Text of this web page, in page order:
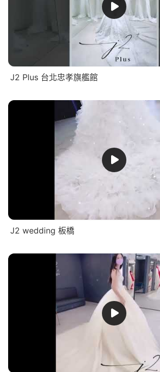
J2 Plus 台北忠孝旗艦館
J2 wedding 板橋